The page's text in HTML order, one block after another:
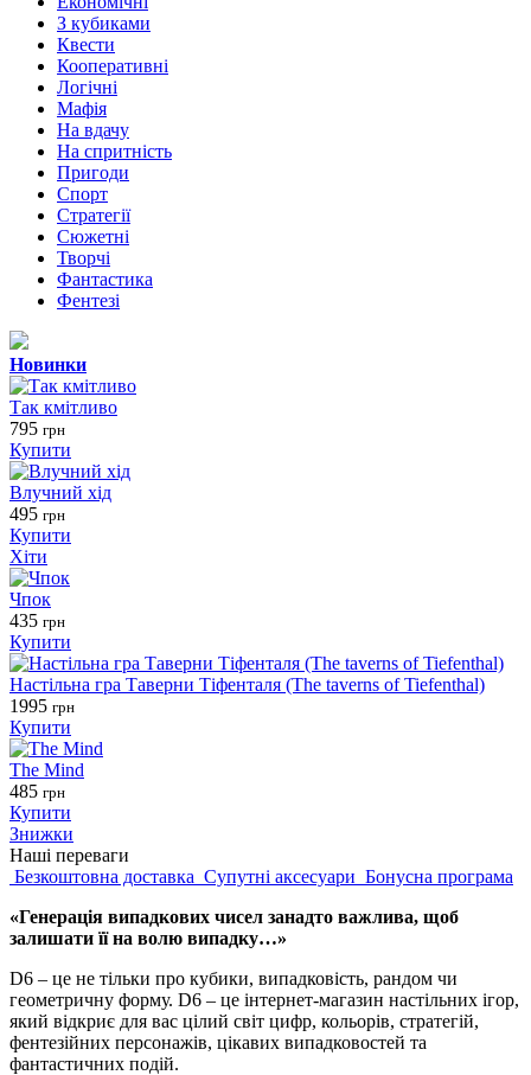
З кубиками
Квести
Кооперативні
Логічні
Мафія
На вдачу
На спритність
Пригоди
Спорт
Стратегії
Сюжетні
Творчі
Фантастика
Фентезі
Новинки
Так кмітливо
795 грн
Купити
Влучний хід
495 грн
Купити
Хіти
Чпок
435 грн
Купити
Настільна гра Таверни Тіфенталя (The taverns of Tiefenthal)
1995 грн
Купити
The Mind
485 грн
Купити
Знижки
Наші переваги
Безкоштовна доставка Супутні аксесуари Бонусна програма
«Генерація випадкових чисел занадто важлива, щоб
залишати її на волю випадку…»
D6 – це не тільки про кубики, випадковість, рандом чи
геометричну форму. D6 – це інтернет-магазин настільних ігор,
який відкриє для вас цілий світ цифр, кольорів, стратегій,
фентезійних персонажів, цікавих випадковостей та
фантастичних подій.